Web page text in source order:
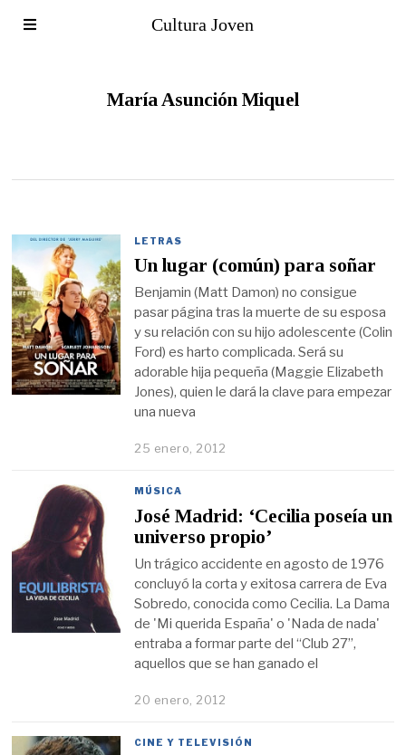
Cultura Joven
María Asunción Miquel
LETRAS
Un lugar (común) para soñar
Benjamin (Matt Damon) no consigue
pasar página tras la muerte de su esposa
y su relación con su hijo adolescente (Colin
Ford) es harto complicada. Será su
adorable hija pequeña (Maggie Elizabeth
Jones), quien le dará la clave para empezar
una nueva
25 enero, 2012
MÚSICA
José Madrid: ‘Cecilia poseía un
universo propio’
Un trágico accidente en agosto de 1976
concluyó la corta y exitosa carrera de Eva
Sobredo, conocida como Cecilia. La Dama
de 'Mi querida España' o 'Nada de nada'
entraba a formar parte del “Club 27”,
aquellos que se han ganado el
20 enero, 2012
CINE Y TELEVISIÓN